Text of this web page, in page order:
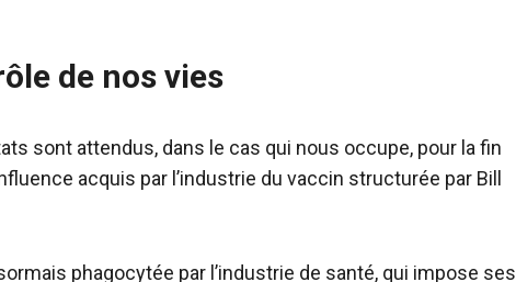
de nos vies
sont attendus, dans le cas qui nous occupe, pour la fin
acquis par l’industrie du vaccin structurée par Bill
phagocytée par l’industrie de santé, qui impose ses